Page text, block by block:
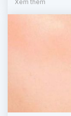
Xem thêm